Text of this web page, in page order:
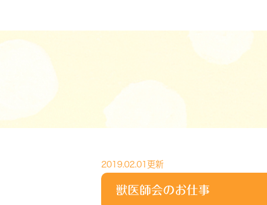
2019.02.01更新
獣医師会のお仕事